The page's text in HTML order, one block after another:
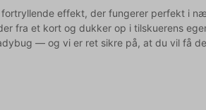
effekt, der fungerer perfekt i
fra et kort og dukker op i tilskuerens
— og vi er ret sikre på, at du vil få